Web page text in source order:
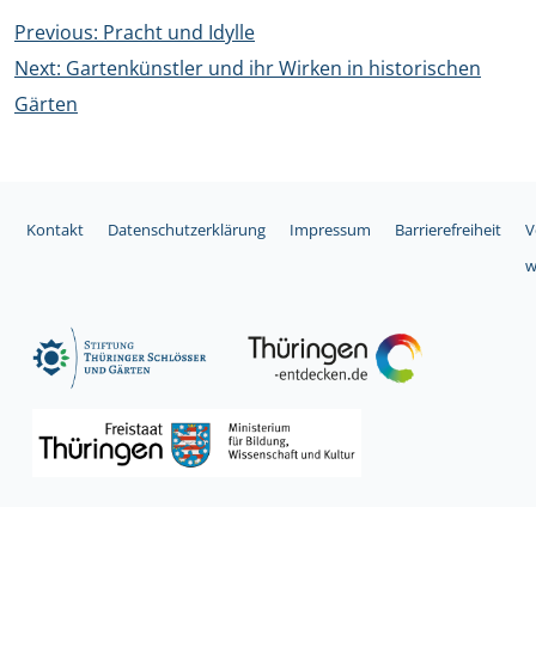
Beitragsnavigation
Previous: Pracht und Idylle
Next: Gartenkünstler und ihr Wirken in historischen
Gärten
Kontakt Datenschutzerklärung Impressum Barrierefreiheit